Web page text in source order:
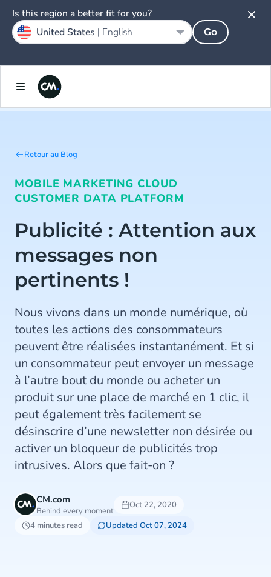
Retour au Blog
MOBILE MARKETING CLOUD
CUSTOMER DATA PLATFORM
Publicité : Attention aux
messages non
pertinents !
Nous vivons dans un monde numérique, où
toutes les actions des consommateurs
peuvent être réalisées instantanément. Et si
un consommateur peut envoyer un message
à l’autre bout du monde ou acheter un
produit sur une place de marché en 1 clic, il
peut également très facilement se
désinscrire d’une newsletter non désirée ou
activer un bloqueur de publicités trop
intrusives. Alors que fait-on ?
CM.com
Behind every moment
Oct 22, 2020
4 minutes read
Updated Oct 07, 2024
Is this region a better fit for you?
United States | English Go